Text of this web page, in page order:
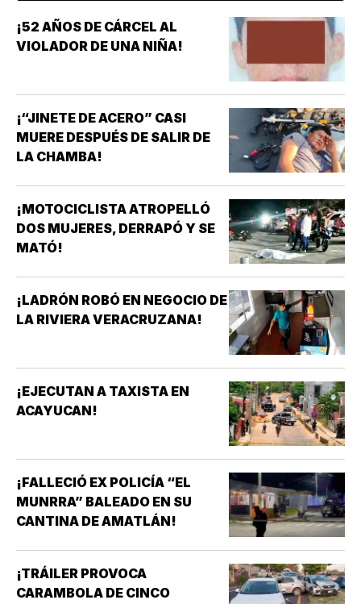
¡52 AÑOS DE CÁRCEL AL
VIOLADOR DE UNA NIÑA!
¡“JINETE DE ACERO” CASI
MUERE DESPUÉS DE SALIR DE
LA CHAMBA!
¡MOTOCICLISTA ATROPELLÓ
DOS MUJERES, DERRAPÓ Y SE
MATÓ!
¡LADRÓN ROBÓ EN NEGOCIO DE
LA RIVIERA VERACRUZANA!
¡EJECUTAN A TAXISTA EN
ACAYUCAN!
¡FALLECIÓ EX POLICÍA “EL
MUNRRA” BALEADO EN SU
CANTINA DE AMATLÁN!
¡TRÁILER PROVOCA
CARAMBOLA DE CINCO